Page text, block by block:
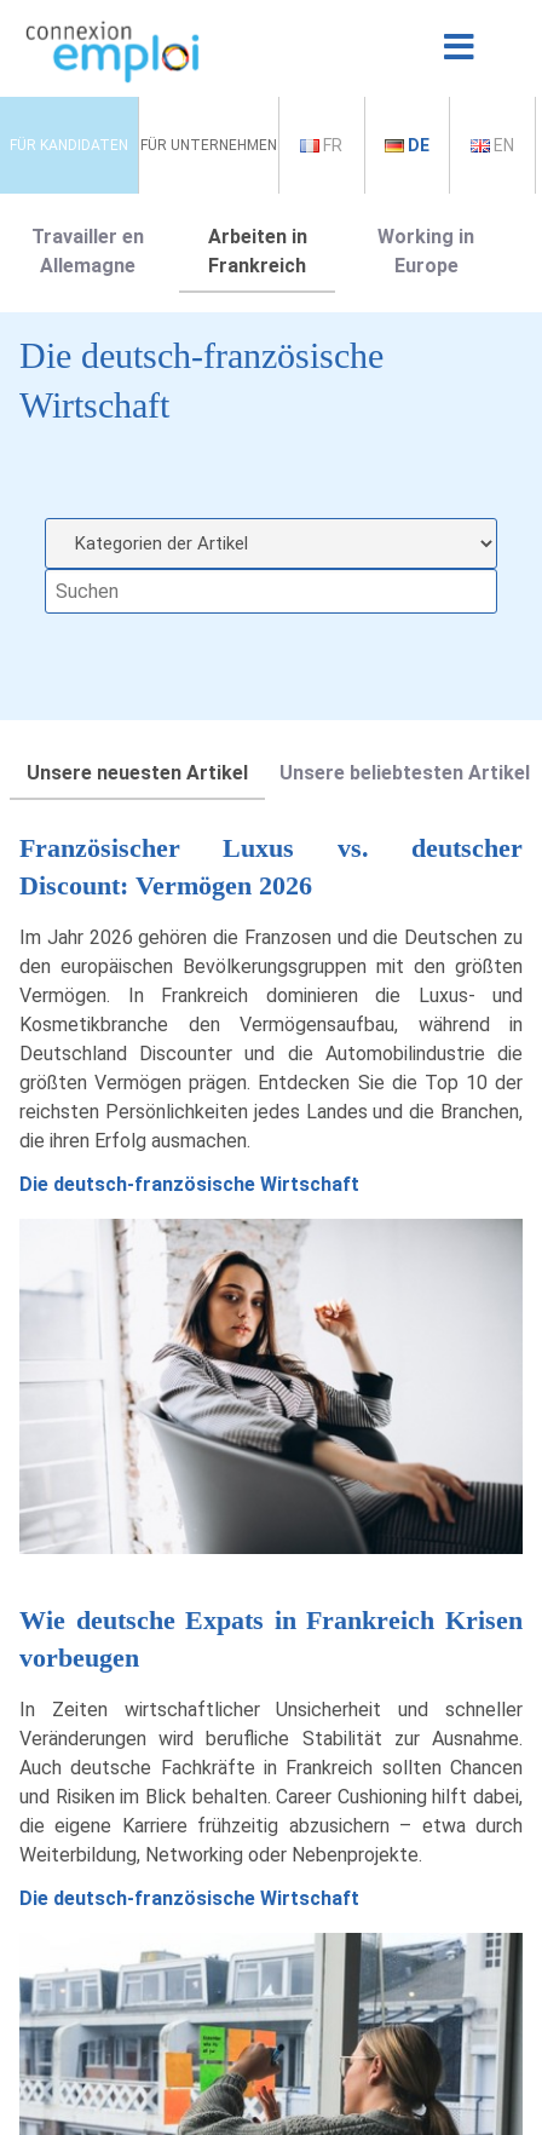
FÜR KANDIDATEN FÜR UNTERNEHMEN FR DE EN
Travailler en
Allemagne
Arbeiten in
Frankreich
Working in
Europe
Die deutsch-französische
Wirtschaft
Unsere neuesten Artikel Unsere beliebtesten Artikel
Französischer Luxus vs. deutscher
Discount: Vermögen 2026
Im Jahr 2026 gehören die Franzosen und die Deutschen zu
den europäischen Bevölkerungsgruppen mit den größten
Vermögen. In Frankreich dominieren die Luxus- und
Kosmetikbranche den Vermögensaufbau, während in
Deutschland Discounter und die Automobilindustrie die
größten Vermögen prägen. Entdecken Sie die Top 10 der
reichsten Persönlichkeiten jedes Landes und die Branchen,
die ihren Erfolg ausmachen.
Die deutsch-französische Wirtschaft
Wie deutsche Expats in Frankreich Krisen
vorbeugen
In Zeiten wirtschaftlicher Unsicherheit und schneller
Veränderungen wird berufliche Stabilität zur Ausnahme.
Auch deutsche Fachkräfte in Frankreich sollten Chancen
und Risiken im Blick behalten. Career Cushioning hilft dabei,
die eigene Karriere frühzeitig abzusichern – etwa durch
Weiterbildung, Networking oder Nebenprojekte.
Die deutsch-französische Wirtschaft